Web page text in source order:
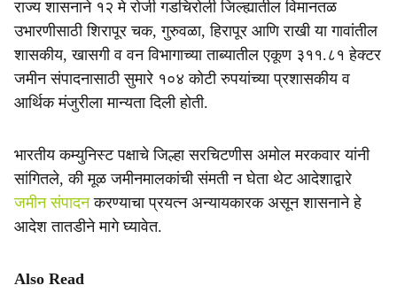
राज्य शासनाने १२ मे रोजी गडचिरोली जिल्ह्यातील विमानतळ
उभारणीसाठी शिरापूर चक, गुरुवळा, हिरापूर आणि राखी या गावांतील
शासकीय, खासगी व वन विभागाच्या ताब्यातील एकूण ३११.८१ हेक्टर
जमीन संपादनासाठी सुमारे १०४ कोटी रुपयांच्या प्रशासकीय व
आर्थिक मंजुरीला मान्यता दिली होती.
भारतीय कम्युनिस्ट पक्षाचे जिल्हा सरचिटणीस अमोल मरकवार यांनी
सांगितले, की मूळ जमीनमालकांची संमती न घेता थेट आदेशाद्वारे
जमीन संपादनकरण्याचा प्रयत्न अन्यायकारक असून शासनाने हे
आदेश तातडीने मागे घ्यावेत.
Also Read